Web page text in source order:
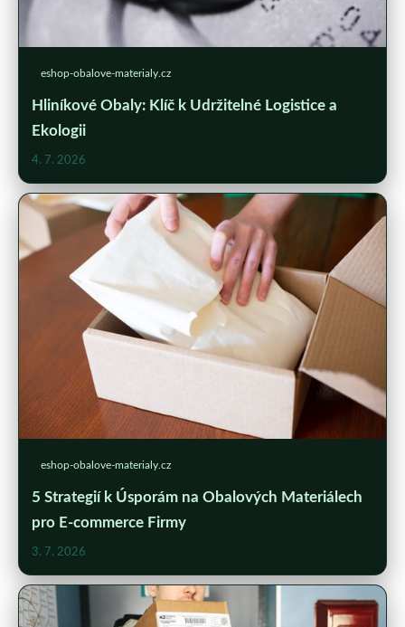
eshop-obalove-materialy.cz
Hliníkové Obaly: Klíč k Udržitelné Logistice a
Ekologii
4. 7. 2026
eshop-obalove-materialy.cz
5 Strategií k Úsporám na Obalových Materiálech
pro E-commerce Firmy
3. 7. 2026